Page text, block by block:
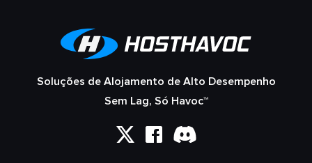
Soluções de Alojamento de Alto Desempenho
Sem Lag, Só Havoc™